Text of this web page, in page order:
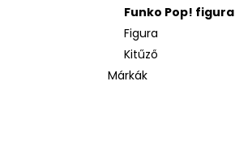
Funko Pop! figura
Figura
Kitűző
Márkák